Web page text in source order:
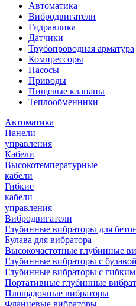
Автоматика
Вибродвигатели
Гидравлика
Датчики
Трубопроводная арматура
Компрессоры
Насосы
Приводы
Пищевые клапаны
Теплообменники
Автоматика
Панели
управления
Кабели
Высокотемпературные
кабели
Гибкие
кабели
управления
Вибродвигатели
Глубинные вибраторы для
Булава для вибратора
Высокочастотные глубинные
Глубинные вибраторы с булавой
Глубинные вибраторы с
Портативные глубинные
Площадочные вибраторы
Фланцевые вибраторы